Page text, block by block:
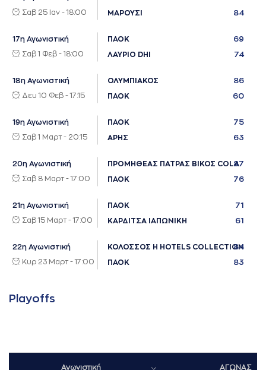
Σαβ 25 Ιαν - 18:00 ΜΑΡΟΥΣΙ 84
17η Αγωνιστική
Σαβ 1 Φεβ - 18:00
ΠΑΟΚ 69
ΛΑΥΡΙΟ DHI 74
18η Αγωνιστική
Δευ 10 Φεβ - 17:15
ΟΛΥΜΠΙΑΚΟΣ 86
ΠΑΟΚ 60
19η Αγωνιστική
Σαβ 1 Μαρτ - 20:15
ΠΑΟΚ 75
ΑΡΗΣ 63
20η Αγωνιστική
Σαβ 8 Μαρτ - 17:00
ΠΡΟΜΗΘΕΑΣ ΠΑΤΡΑΣ ΒΙΚΟΣ COLA87
ΠΑΟΚ 76
21η Αγωνιστική
Σαβ 15 Μαρτ - 17:00
ΠΑΟΚ 71
ΚΑΡΔΙΤΣΑ ΙΑΠΩΝΙΚΗ 61
22η Αγωνιστική
Κυρ 23 Μαρτ - 17:00
ΚΟΛΟΣΣΟΣ H HOTELS COLLECTION
84
ΠΑΟΚ 83
Playoffs
Αγωνιστική ΑΓΩΝΑΣ